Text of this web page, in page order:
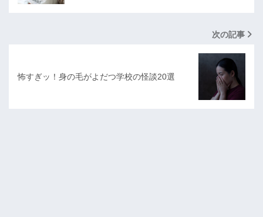
次の記事
怖すぎッ！身の毛がよだつ学校の怪談20選